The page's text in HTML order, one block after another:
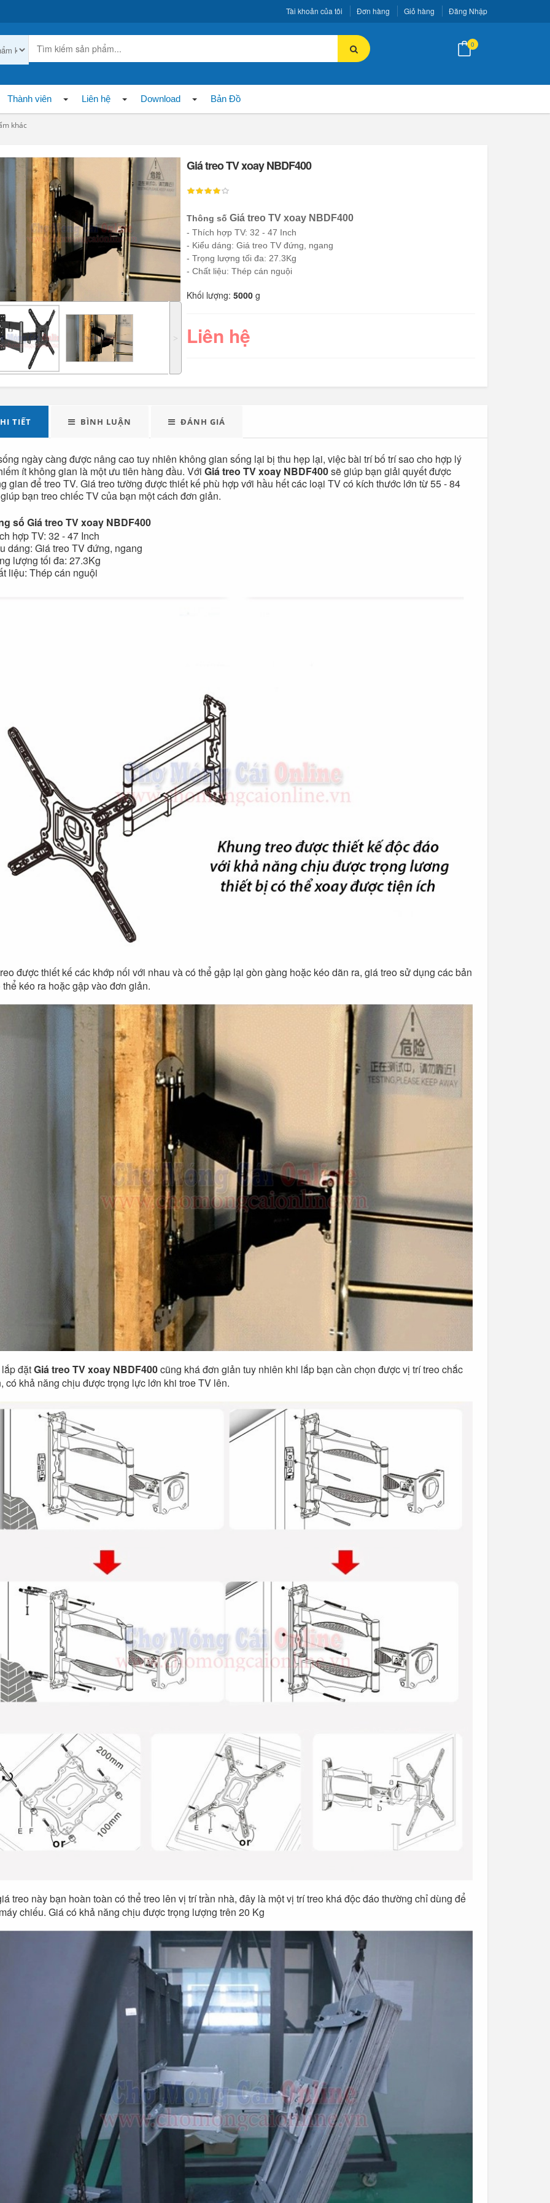
Tài khoản của tôi Đơn hàng Giỏ hàng Đăng Nhập
0
Thành viên Liên hệ Download Bản Đồ
khác
˃
Giá treo TV xoay NBDF400
Thông sốGiá treo TV xoay NBDF400
- Thích hợp TV: 32 - 47 Inch
- Kiểu dáng: Giá treo TV đứng, ngang
- Trọng lượng tối đa: 27.3Kg
- Chất liệu: Thép cán nguội
Khối lượng:5000 g
Liên hệ
TIẾT BÌNH LUẬN ĐÁNH GIÁ
ngày càng được nâng cao tuy nhiên không gian sống lại bị thu hẹp lại, việc bài trí bố trí sao cho hợp lý
ít không gian là một ưu tiên hàng đầu. Với Giá treo TV xoay NBDF400sẽ giúp bạn giải quyết được
gian để treo TV. Giá treo tường được thiết kế phù hợp với hầu hết các loại TV có kích thước lớn từ 55 - 84
bạn treo chiếc TV của bạn một cách đơn giản.
số Giá treo TV xoay NBDF400
hợp TV: 32 - 47 Inch
dáng: Giá treo TV đứng, ngang
lượng tối đa: 27.3Kg
liệu: Thép cán nguội
được thiết kế các khớp nối với nhau và có thể gập lại gòn gàng hoặc kéo dãn ra, giá treo sử dụng các bản
kéo ra hoặc gập vào đơn giản.
đặtGiá treo TV xoay NBDF400cũng khá đơn giản tuy nhiên khi lắp bạn cần chọn được vị trí treo chắc
có khả năng chịu được trọng lực lớn khi troe TV lên.
treo này bạn hoàn toàn có thể treo lên vị trí trần nhà, đây là một vị trí treo khá độc đáo thường chỉ dùng để
chiếu. Giá có khả năng chịu được trọng lượng trên 20 Kg
LED tuýp cầm tay đa
năng...
Đèn tích điện xách
tay cao cấp...
Đèn tích điện cao
cấp KM 792C
cho oto tải...
Máy xay sinh tố đa
năng Shake...